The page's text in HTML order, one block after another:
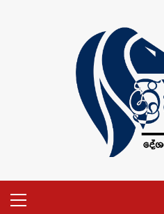
Menu